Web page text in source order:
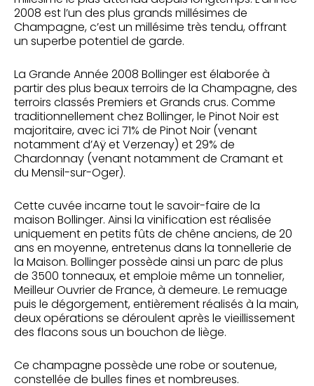
2008 est l’un des plus grands millésimes de
Champagne, c’est un millésime très tendu, offrant
un superbe potentiel de garde.
La Grande Année 2008 Bollinger est élaborée à
partir des plus beaux terroirs de la Champagne, des
terroirs classés Premiers et Grands crus. Comme
traditionnellement chez Bollinger, le Pinot Noir est
majoritaire, avec ici 71% de Pinot Noir (venant
notamment d’Aÿ et Verzenay) et 29% de
Chardonnay (venant notamment de Cramant et
du Mensil-sur-Oger).
Cette cuvée incarne tout le savoir-faire de la
maison Bollinger. Ainsi la vinification est réalisée
uniquement en petits fûts de chêne anciens, de 20
ans en moyenne, entretenus dans la tonnellerie de
la Maison. Bollinger possède ainsi un parc de plus
de 3500 tonneaux, et emploie même un tonnelier,
Meilleur Ouvrier de France, à demeure. Le remuage
puis le dégorgement, entièrement réalisés à la main,
deux opérations se déroulent après le vieillissement
des flacons sous un bouchon de liège.
Ce champagne possède une robe or soutenue,
constellée de bulles fines et nombreuses.